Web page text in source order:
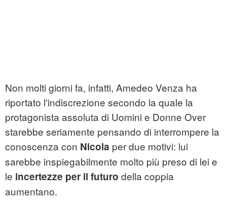
Non molti giorni fa, infatti, Amedeo Venza ha
riportato l'indiscrezione secondo la quale la
protagonista assoluta di Uomini e Donne Over
starebbe seriamente pensando di interrompere la
conoscenza con Nicola per due motivi: lui
sarebbe inspiegabilmente molto più preso di lei e
le incertezze per il futuro della coppia
aumentano.